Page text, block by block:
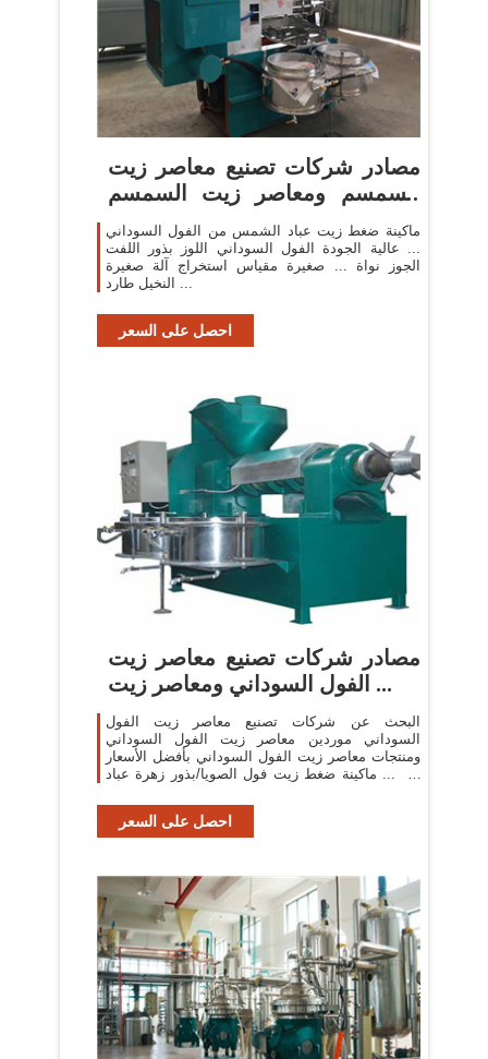
مصادر شركات تصنيع معاصر زيت
السمسم ومعاصر زيت السمسم
في ...
ماكينة ضغط زيت عباد الشمس من الفول السوداني
... عالية الجودة الفول السوداني اللوز بذور اللفت
الجوز نواة ... صغيرة مقياس استخراج آلة صغيرة
النخيل طارد ...
احصل على السعر
مصادر شركات تصنيع معاصر زيت
الفول السوداني ومعاصر زيت ...
البحث عن شركات تصنيع معاصر زيت الفول
السوداني موردين معاصر زيت الفول السوداني
ومنتجات معاصر زيت الفول السوداني بأفضل الأسعار
في ... ماكينة ضغط زيت فول الصويا/بذور زهرة عباد
احصل على السعر